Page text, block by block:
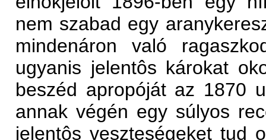
nem szabad egy
mindenáron való
ugyanis jelentôs károkat
beszéd apropóját az 1870
annak végén egy súlyos
jelentôs veszteségeket tud